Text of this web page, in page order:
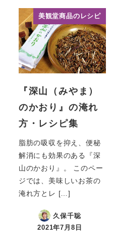
美観堂商品のレシピ
『深山（みやま）
のかおり』の淹れ
方・レシピ集
脂肪の吸収を抑え、便秘
解消にも効果のある『深
山のかおり』。 このペー
ジでは、美味しいお茶の
淹れ方とレ […]
久保千聡
投稿日
2021年7月8日